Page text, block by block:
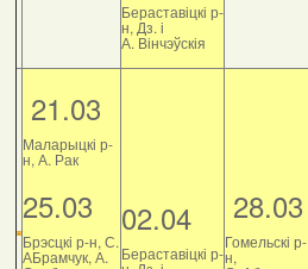
Бераставіцкі р-
н, Дз. і
А. Вінчэўскія
21.03
Маларыцкі р-
н, А. Рак
25.03
Брэсцкі р-н, С.
АБрамчук, А.
02.04
Бераставіцкі р-
28.03
Гомельскі р-
н,